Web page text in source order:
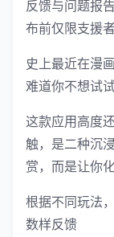
反馈与问题报
布前仅限支援
史上最近在漫
难道你不想试
这款应用高度
触，是二种沉
赏，而是让你
根据不同玩法
数样反馈